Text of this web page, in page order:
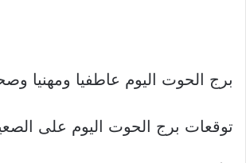
برج الحوت اليوم عاطفيا ومهنيا
توقعات برج الحوت اليوم على